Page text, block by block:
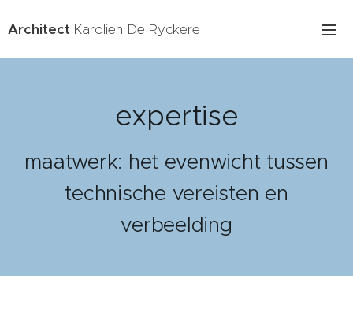
Architect Karolien De Ryckere
expertise
maatwerk: het evenwicht tussen
technische vereisten en
verbeelding